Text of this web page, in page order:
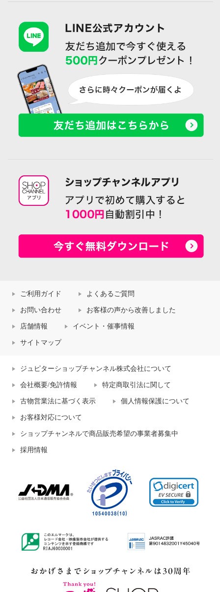
ご利用ガイド よくあるご質問
お問い合わせ お客様の声から改善しました
店舗情報 イベント・催事情報
サイトマップ
ジュピターショップチャンネル株式会社について
会社概要/免許情報 特定商取引法に関して
古物営業法に基づく表示 個人情報保護について
お客様対応について
ショップチャンネルで商品販売希望の事業者募集中
採用情報